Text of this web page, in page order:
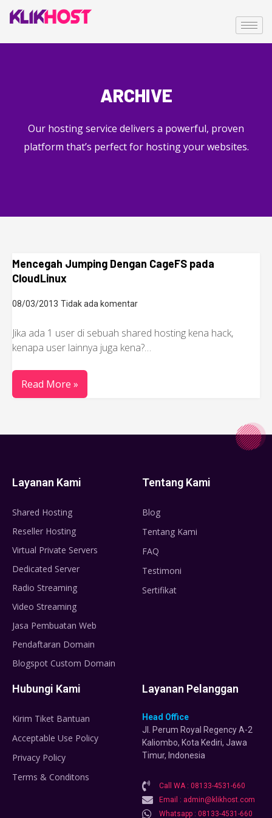
ARCHIVE
Our hosting service delivers a powerful, proven
platform that’s perfect for hosting your websites.
Mencegah Jumping Dengan CageFS pada
CloudLinux
08/03/2013 Tidak ada komentar
Jika ada 1 user di sebuah shared hosting kena hack,
kenapa user lainnya juga kena?…
Read More »
Layanan Kami
Shared Hosting
Reseller Hosting
Virtual Private Servers
Dedicated Server
Radio Streaming
Video Streaming
Jasa Pembuatan Web
Pendaftaran Domain
Blogspot Custom Domain
Tentang Kami
Blog
Tentang Kami
FAQ
Testimoni
Sertifikat
Hubungi Kami
Kirim Tiket Bantuan
Acceptable Use Policy
Privacy Policy
Terms & Conditons
Layanan Pelanggan
Head Office
Jl. Perum Royal Regency A-2
Kaliombo, Kota Kediri, Jawa
Timur, Indonesia
Call WA : 08133-4531-660
Email : admin@klikhost.com
Whatsapp : 08133-4531-660